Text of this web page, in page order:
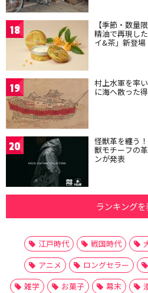
18 【季節・数量
精油で再現し
イ&茶」新登場
19 村上水軍を率
に海へ散った
20 怪獣革を纏う
獣モチーフの
ンが発表
ランキングを
江戸時代 戦国時代
アニメ
ロングセラー
雑学
お菓子 幕末